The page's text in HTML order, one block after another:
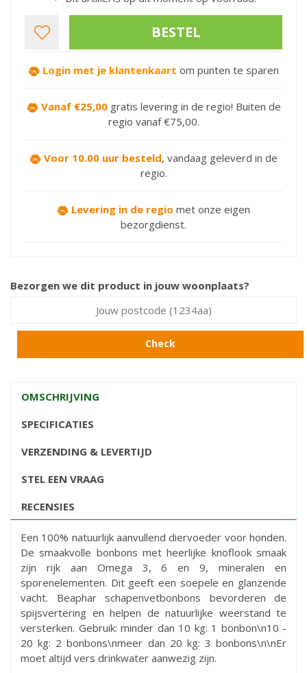
Login met je klantenkaart om punten te sparen
Vanaf €25,00gratis levering in de regio! Buiten de
regio vanaf €75,00.
Voor 10.00 uur besteld, vandaag geleverd in de
regio.
Levering in de regio met onze eigen
bezorgdienst.
Bezorgen we dit product in jouw woonplaats?
Check
OMSCHRIJVING
SPECIFICATIES
VERZENDING & LEVERTIJD
STEL EEN VRAAG
RECENSIES
Een 100% natuurlijk aanvullend diervoeder voor honden.
De smaakvolle bonbons met heerlijke knoflook smaak
zijn rijk aan Omega 3, 6 en 9, mineralen en
sporenelementen. Dit geeft een soepele en glanzende
vacht. Beaphar schapenvetbonbons bevorderen de
spijsvertering en helpen de natuurlijke weerstand te
versterken. Gebruik: minder dan 10 kg: 1 bonbon\n10 -
20 kg: 2 bonbons\nmeer dan 20 kg: 3 bonbons\n\nEr
moet altijd vers drinkwater aanwezig zijn.